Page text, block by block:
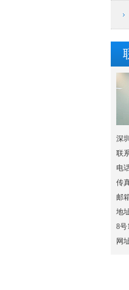
深
联
电
传
邮
地
8号
网